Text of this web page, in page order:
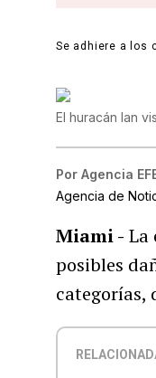
Se adhiere a los
El huracán Ian
Por Agencia
Agencia de
Miami - La
posibles
categorías,